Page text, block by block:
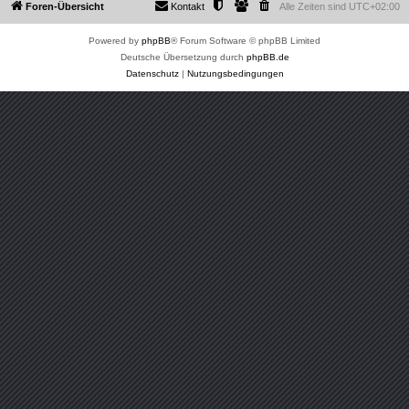
Foren-Übersicht Alle Zeiten sind UTC+02:00
Kontakt
Powered by phpBB® Forum Software © phpBB Limited
Deutsche Übersetzung durch phpBB.de
Datenschutz| Nutzungsbedingungen